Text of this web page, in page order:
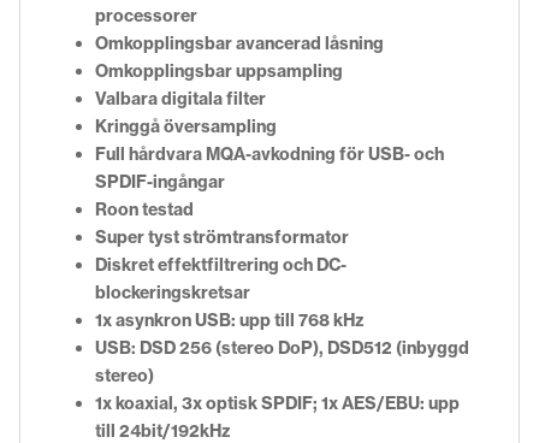
processorer
Omkopplingsbar avancerad låsning
Omkopplingsbar uppsampling
Valbara digitala filter
Kringgå översampling
Full hårdvara MQA-avkodning för USB- och
SPDIF-ingångar
Roon testad
Super tyst strömtransformator
Diskret effektfiltrering och DC-
blockeringskretsar
1x asynkron USB: upp till 768 kHz
USB: DSD 256 (stereo DoP), DSD512 (inbyggd
stereo)
1x koaxial, 3x optisk SPDIF; 1x AES/EBU: upp
till 24bit/192kHz